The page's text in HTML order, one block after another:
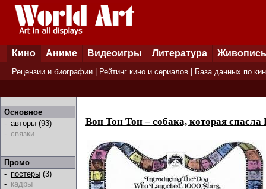
Кино Аниме Видеоигры Литература Живопись
Рецензии и биографии Рейтинг кино и сериалов База данных по
Основное
- авторы (93)
- связки
Промо
- постеры (3)
- кадры
Вон Тон Тон – собака, которая спасла